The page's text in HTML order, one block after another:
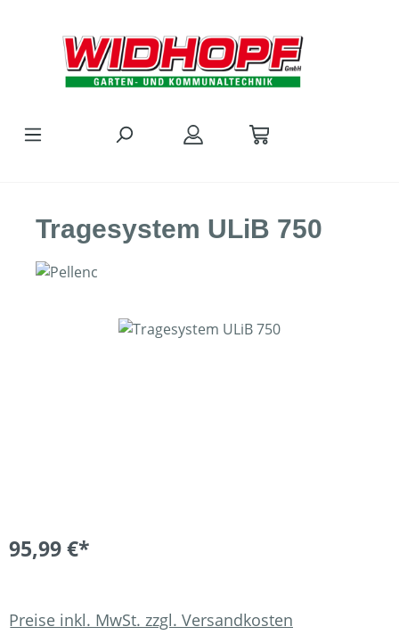
Tragesystem ULiB 750
Bildergalerie überspringen
95,99 €*
Preise inkl. MwSt. zzgl. Versandkosten